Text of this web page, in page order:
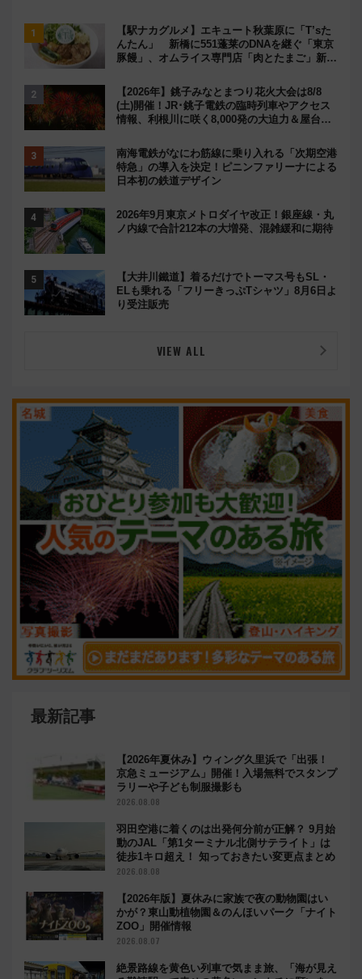
【駅ナカグルメ】エキュート秋葉原に「T’sた
んたん」 新橋に551蓬莱のDNAを継ぐ「東京
豚饅」、オムライス専門店「肉とたまご」新グ
【2026年】銚子みなとまつり花火大会は8/8
(土)開催！JR･銚子電鉄の臨時列車やアクセス
情報、利根川に咲く8,000発の大迫力＆屋台を
南海電鉄がなにわ筋線に乗り入れる「次期空港
特急」の導入を決定！ピニンファリーナによる
日本初の鉄道デザイン
2026年9月東京メトロダイヤ改正！銀座線・丸
ノ内線で合計212本の大増発、混雑緩和に期待
【大井川鐵道】着るだけでトーマス号もSL・
ELも乗れる「フリーきっぷTシャツ」8月6日よ
り受注販売
VIEW ALL
最新記事
【2026年夏休み】ウィング久里浜で「出張！
京急ミュージアム」開催！入場無料でスタンプ
ラリーや子ども制服撮影も
2026.08.08
羽田空港に着くのは出発何分前が正解？ 9月始
動のJAL「第1ターミナル北側サテライト」は
徒歩1キロ超え！ 知っておきたい変更点まとめ
2026.08.08
【2026年版】夏休みに家族で夜の動物園はい
かが？東山動植物園＆のんほいパーク「ナイト
ZOO」開催情報
2026.08.07
絶景路線を黄色い列車で気まま旅、「海が見え